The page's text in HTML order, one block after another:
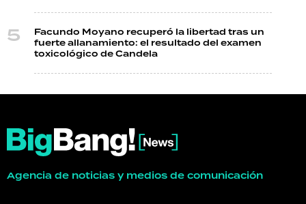
Facundo Moyano recuperó la libertad tras un
fuerte allanamiento: el resultado del examen
toxicológico de Candela
Agencia de noticias y medios de comunicación